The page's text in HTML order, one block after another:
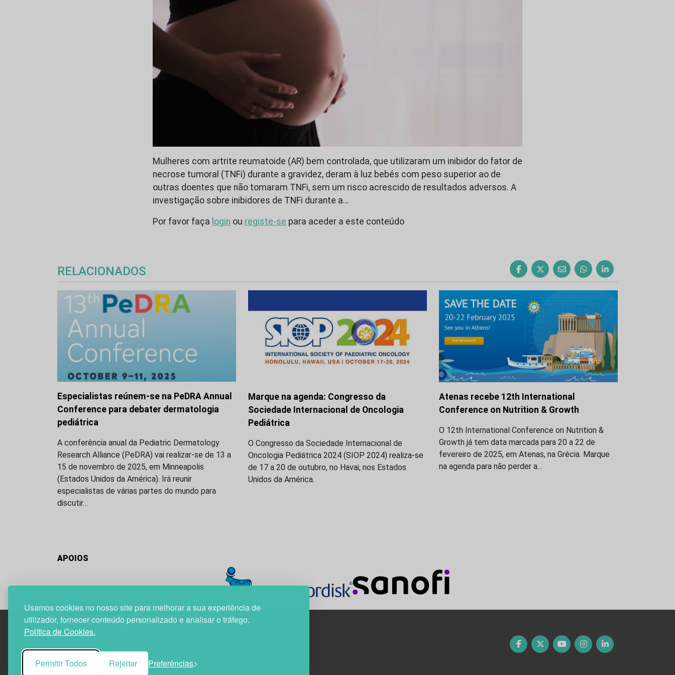
Usamos cookies no nosso site para melhorar a sua experiência de
utilizador, fornecer conteúdo personalizado e analisar o tráfego.
Política de Cookies.
Permitir Todos Rejeitar Preferências
Mulheres com artrite reumatoide (AR) bem controlada, que utilizaram um inibidor do fator de
necrose tumoral (TNFi) durante a gravidez, deram à luz bebés com peso superior ao de
outras doentes que não tomaram TNFi, sem um risco acrescido de resultados adversos. A
investigação sobre inibidores de TNFi durante a…
Por favor faça login ou registe-se para aceder a este conteúdo
RELACIONADOS
Especialistas reúnem-se na PeDRA Annual
Conference para debater dermatologia
pediátrica
A conferência anual da Pediatric Dermatology
Research Alliance (PeDRA) vai realizar-se de 13 a
15 de novembro de 2025, em Minneapolis
(Estados Unidos da América). Irá reunir
especialistas de várias partes do mundo para
discutir…
Marque na agenda: Congresso da
Sociedade Internacional de Oncologia
Pediátrica
O Congresso da Sociedade Internacional de
Oncologia Pediátrica 2024 (SIOP 2024) realiza-se
de 17 a 20 de outubro, no Havai, nos Estados
Unidos da América.
Atenas recebe 12th International
Conference on Nutrition & Growth
O 12th International Conference on Nutrition &
Growth já tem data marcada para 20 a 22 de
fevereiro de 2025, em Atenas, na Grécia. Marque
na agenda para não perder a…
APOIOS
1800-282 Lisboa | Portugal
21 850 40 65